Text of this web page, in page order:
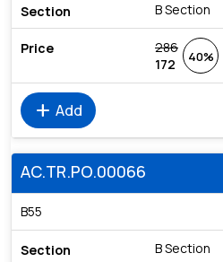
B Section
286
172
40%
add Add
AC.TR.PO.00066
B55
B Section